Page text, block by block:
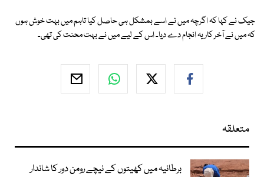
جیک نے کہا کہ اگرچہ میں نے اسے بمشکل ہی حاصل کیا تاہم میں بہت خوش ہوں
کہ میں نے آخر کار یہ انجام دے دیا۔ اس کے لیے میں نے بہت محنت کی تھی۔
متعلقہ
برطانیہ میں کھیتوں کے نیچے رومن دور کا شاندار